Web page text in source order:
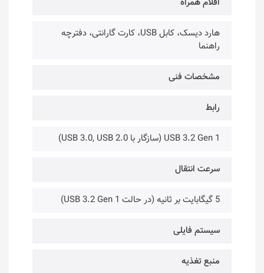
هارد دیسک، کابل USB، کارت گارانتی، دفترچه
راهنما
مشخصات فنی
رابط
USB 3.2 Gen 1 (سازگار با USB 3.0, USB 2.0)
سرعت انتقال
5 گیگابایت بر ثانیه (در حالت USB 3.2 Gen 1)
سیستم فایلی
منبع تغذیه